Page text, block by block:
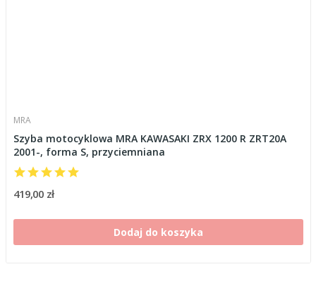
MRA
Szyba motocyklowa MRA KAWASAKI ZRX 1200 R ZRT20A
2001-, forma S, przyciemniana
419,00 zł
Dodaj do koszyka